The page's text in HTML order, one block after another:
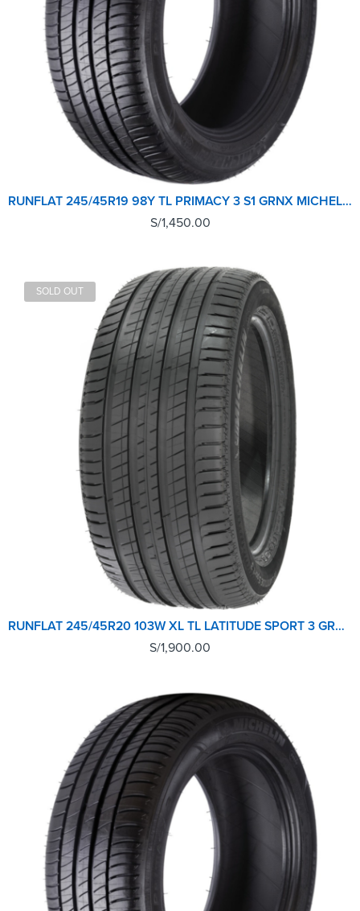
RUNFLAT 245/45R19 98Y TL PRIMACY 3 S1 GRNX MICHELIN
S/1,450.00
SOLD OUT
RUNFLAT 245/45R20 103W XL TL LATITUDE SPORT 3 GRNX MICHELIN
S/1,900.00